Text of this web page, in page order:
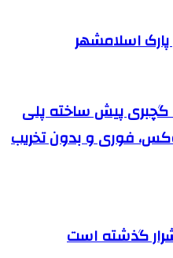
گچبری پیش ساخته پلی
فوری و بدون تخریب
گذشته است